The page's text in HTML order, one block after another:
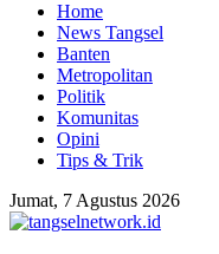
Home
News Tangsel
Banten
Metropolitan
Politik
Komunitas
Opini
Tips & Trik
Jumat, 7 Agustus 2026